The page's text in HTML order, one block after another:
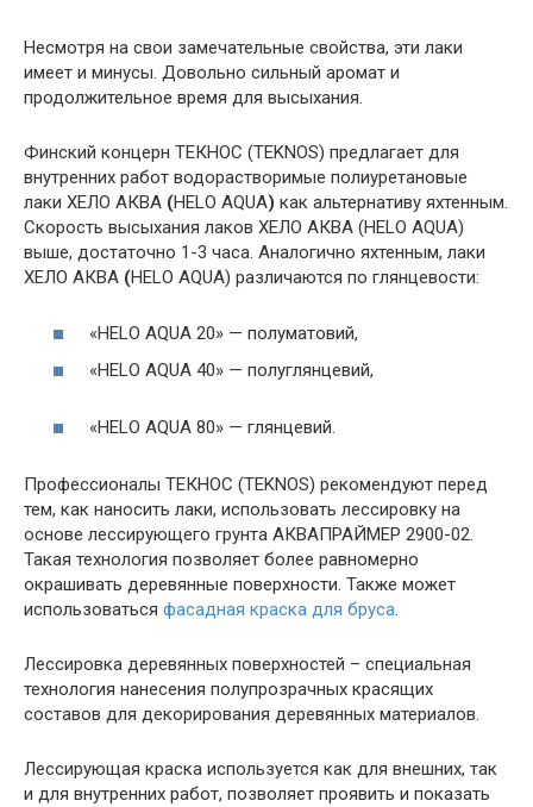
Несмотря на свои замечательные свойства, эти лаки
имеет и минусы. Довольно сильный аромат и
продолжительное время для высыхания.
Финский концерн ТЕКНОС (TEKNOS) предлагает для
внутренних работ водорастворимые полиуретановые
лаки ХЕЛО АКВА (HELO AQUA) как альтернативу яхтенным.
Скорость высыхания лаков ХЕЛО АКВА (HELO AQUA)
выше, достаточно 1-3 часа. Аналогично яхтенным, лаки
ХЕЛО АКВА (HELO AQUA) различаются по глянцевости:
«HELO AQUA 20» — полуматовий,
«HELO AQUA 40» — полуглянцевий,
«HELO AQUA 80» — глянцевий.
Профессионалы ТЕКНОС (TEKNOS) рекомендуют перед
тем, как наносить лаки, использовать лессировку на
основе лессирующего грунта АКВАПРАЙМЕР 2900-02.
Такая технология позволяет более равномерно
окрашивать деревянные поверхности. Также может
использоваться фасадная краска для бруса.
Лессировка деревянных поверхностей – специальная
технология нанесения полупрозрачных красящих
составов для декорирования деревянных материалов.
Лессирующая краска используется как для внешних, так
и для внутренних работ, позволяет проявить и показать